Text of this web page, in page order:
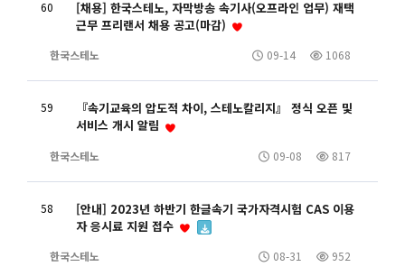
60
[채용] 한국스테노, 자막방송 속기사(오프라인 업무) 재택
근무 프리랜서 채용 공고(마감)
한국스테노 1068
09-14
59
『속기교육의 압도적 차이, 스테노칼리지』 정식 오픈 및
서비스 개시 알림
한국스테노 817
09-08
58
[안내] 2023년 하반기 한글속기 국가자격시험 CAS 이용
자 응시료 지원 접수
한국스테노 952
08-31